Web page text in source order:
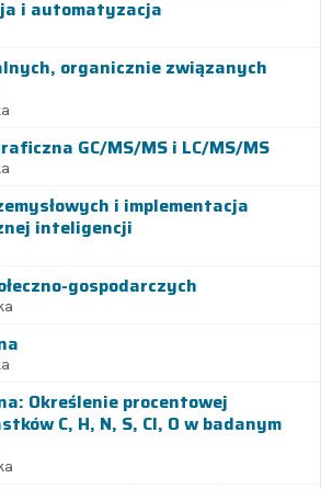
i automatyzacja
organicznie związanych
GC/MS/MS i LC/MS/MS
i implementacja
inteligencji
gospodarczych
Określenie procentowej
C, H, N, S, Cl, O w badanym